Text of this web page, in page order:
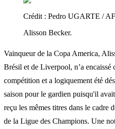
Crédit : Pedro UGARTE /
Alisson Becker.
Vainqueur de la Copa America,
Brésil et de Liverpool, n’a encaissé
compétition et a logiquement été
saison pour le gardien puisqu'il
reçu les mêmes titres dans le cadre
de la Ligue des Champions. Une